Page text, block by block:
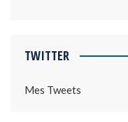
TWITTER
Mes Tweets